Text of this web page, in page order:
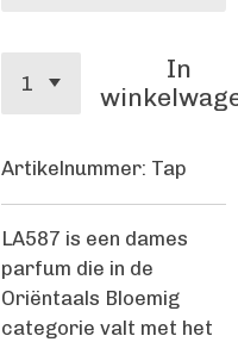
In
Artikelnummer: Tap
LA587 is een dames
parfum die in de
Oriëntaals Bloemig
categorie valt met het